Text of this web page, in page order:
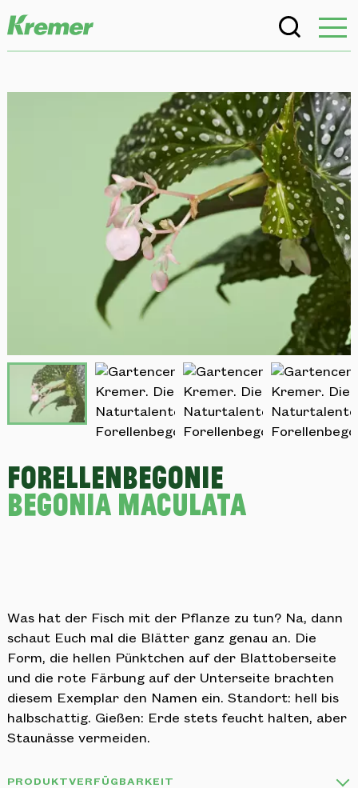
Forellenbegonie
Begonia maculata
Was hat der Fisch mit der Pflanze zu tun? Na, dann
schaut Euch mal die Blätter ganz genau an. Die
Form, die hellen Pünktchen auf der Blattoberseite
und die rote Färbung auf der Unterseite brachten
diesem Exemplar den Namen ein. Standort: hell bis
halbschattig. Gießen: Erde stets feucht halten, aber
Staunässe vermeiden.
PRODUKTVERFÜGBARKEIT